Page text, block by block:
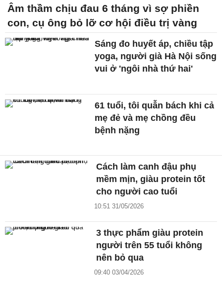
Âm thầm chịu đau 6 tháng vì sợ phiền
con, cụ ông bỏ lỡ cơ hội điều trị vàng
Sáng đo huyết áp, chiều tập
yoga, người già Hà Nội sống
vui ở 'ngôi nhà thứ hai'
61 tuổi, tôi quẫn bách khi cả
mẹ đẻ và mẹ chồng đều
bệnh nặng
Cách làm canh đậu phụ
mềm mịn, giàu protein tốt
cho người cao tuổi
10:51 31/05/2026
3 thực phẩm giàu protein
người trên 55 tuổi không
nên bỏ qua
09:40 03/04/2026